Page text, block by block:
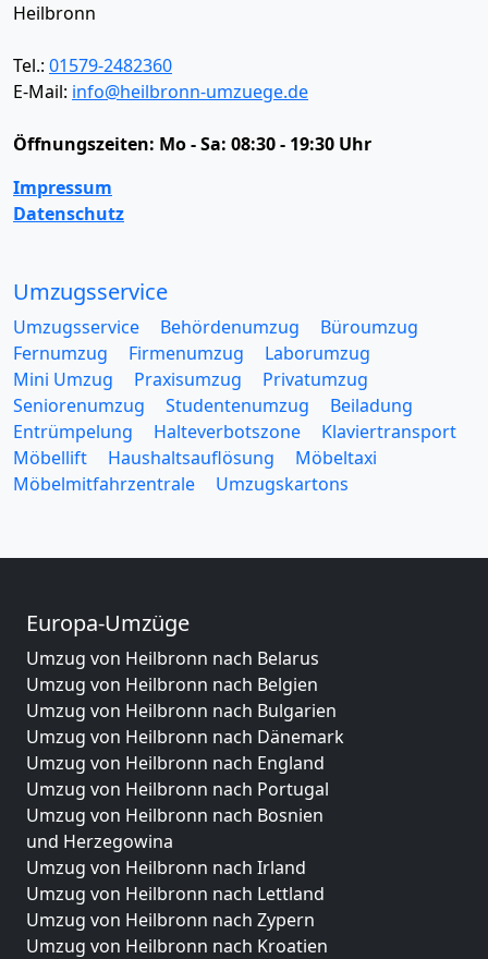
Heilbronn
Tel.: 01579-2482360
E-Mail: info@heilbronn-umzuege.de
Öffnungszeiten: Mo - Sa: 08:30 - 19:30 Uhr
Impressum
Datenschutz
Umzugsservice
Umzugsservice Behördenumzug
Büroumzug
Fernumzug
Firmenumzug
Laborumzug
Mini Umzug
Praxisumzug
Privatumzug
Seniorenumzug
Studentenumzug
Beiladung
Entrümpelung
Halteverbotszone
Klaviertransport
Möbellift
Haushaltsauflösung
Möbeltaxi
Möbelmitfahrzentrale
Umzugskartons
Europa-Umzüge
Umzug von Heilbronn nach Belarus
Umzug von Heilbronn nach Belgien
Umzug von Heilbronn nach Bulgarien
Umzug von Heilbronn nach Dänemark
Umzug von Heilbronn nach England
Umzug von Heilbronn nach Portugal
Umzug von Heilbronn nach Bosnien
und Herzegowina
Umzug von Heilbronn nach Irland
Umzug von Heilbronn nach Lettland
Umzug von Heilbronn nach Zypern
Umzug von Heilbronn nach Kroatien